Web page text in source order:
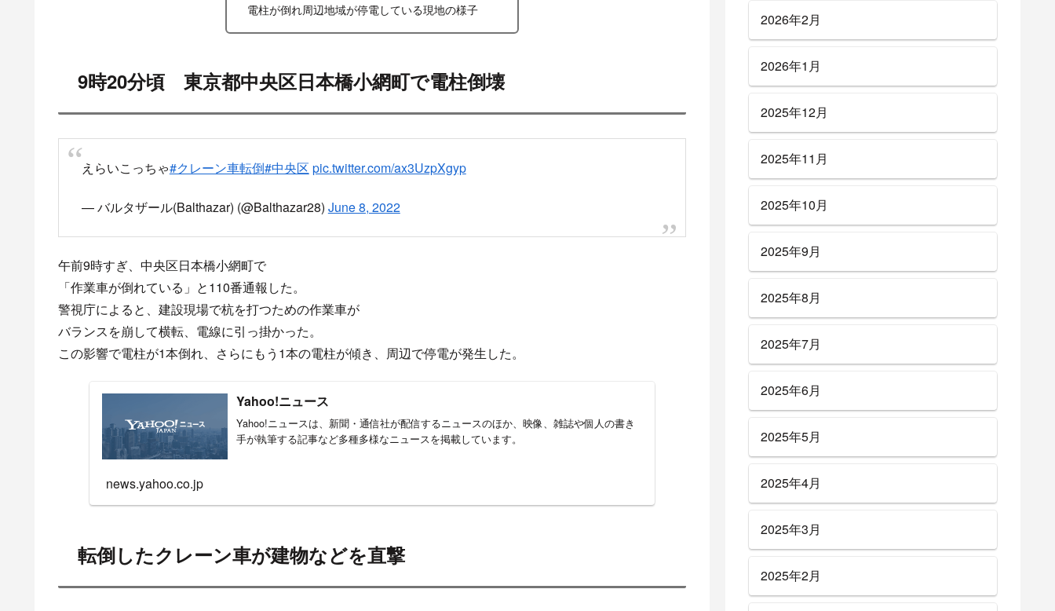
電柱が倒れ周辺地域が停電している現地の様子
9時20分頃 東京都中央区日本橋小網町で電柱倒壊
えらいこっちゃ#クレーン車転倒#中央区 pic.twitter.com/ax3UzpXgyp
— バルタザール(Balthazar) (@Balthazar28) June 8, 2022
午前9時すぎ、中央区日本橋小網町で
「作業車が倒れている」と110番通報した。
警視庁によると、建設現場で杭を打つための作業車が
バランスを崩して横転、電線に引っ掛かった。
この影響で電柱が1本倒れ、さらにもう1本の電柱が傾き、周辺で停電が発生した。
Yahoo!ニュース
Yahoo!ニュースは、新聞・通信社が配信するニュースのほか、映像、雑誌や個人の書き
手が執筆する記事など多種多様なニュースを掲載しています。
news.yahoo.co.jp
転倒したクレーン車が建物などを直撃
2026年2月
2026年1月
2025年12月
2025年11月
2025年10月
2025年9月
2025年8月
2025年7月
2025年6月
2025年5月
2025年4月
2025年3月
2025年2月